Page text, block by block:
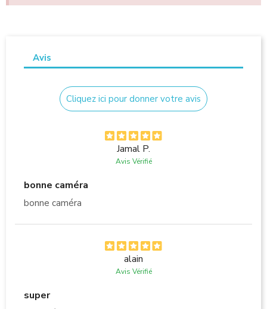
Avis
Cliquez ici pour donner votre avis
Jamal P.
Avis Vérifié
bonne caméra
bonne caméra
alain
Avis Vérifié
super